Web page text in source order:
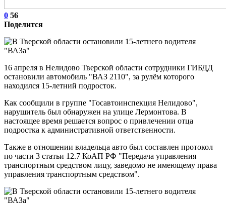
0 56
Поделится
16 апреля в Нелидово Тверской области сотрудники ГИБДД
остановили автомобиль "ВАЗ 2110", за рулём которого
находился 15-летний подросток.
Как сообщили в группе "Госавтоинспекция Нелидово",
нарушитель был обнаружен на улице Лермонтова. В
настоящее время решается вопрос о привлечении отца
подростка к административной ответственности.
Также в отношении владельца авто был составлен протокол
по части 3 статьи 12.7 КоАП РФ "Передача управления
транспортным средством лицу, заведомо не имеющему права
управления транспортным средством".